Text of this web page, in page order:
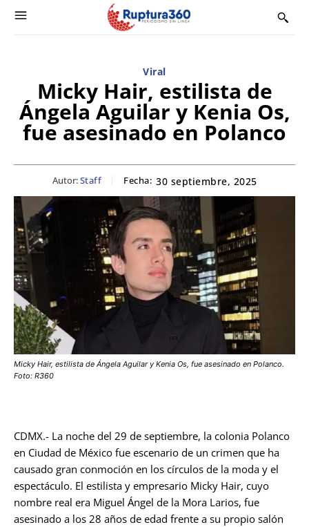
Viral
Micky Hair, estilista de
Ángela Aguilar y Kenia Os,
fue asesinado en Polanco
Autor:Staff Fecha: 30 septiembre, 2025
Micky Hair, estilista de Ángela Aguilar y Kenia Os, fue asesinado en Polanco.
Foto: R360
CDMX.- La noche del 29 de septiembre, la colonia Polanco
en Ciudad de México fue escenario de un crimen que ha
causado gran conmoción en los círculos de la moda y el
espectáculo. El estilista y empresario Micky Hair, cuyo
nombre real era Miguel Ángel de la Mora Larios, fue
asesinado a los 28 años de edad frente a su propio salón